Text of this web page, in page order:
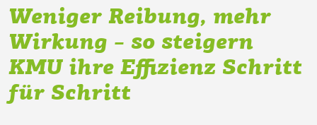
Weniger Reibung, mehr
Wirkung – so steigern
KMU ihre Effizienz Schritt
für Schritt